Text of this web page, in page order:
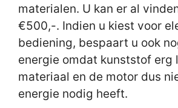
materialen. U kan er al
€500,-. Indien u kiest voor
bediening, bespaart u ook
energie omdat kunststof erg
materiaal en de motor dus
energie nodig heeft.